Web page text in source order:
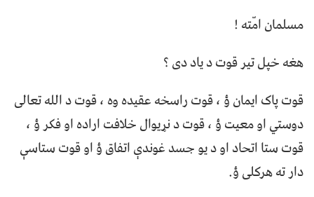
مسلمان امّته !
هغه خپل تیر قوت د یاد دی ؟
قوت پاک ایمان ؤ ، قوت راسخه عقیده وه ، قوت د الله تعالی
دوستي او معیت ؤ ، قوت د نړیوال خلافت اراده او فکر ؤ ،
قوت ستا اتحاد او د یو جسد غوندې اتفاق ؤ او قوت ستاسې
دار ته هرکلی ؤ.